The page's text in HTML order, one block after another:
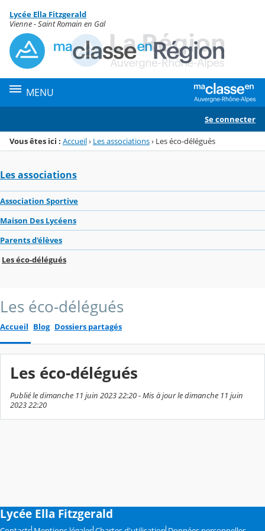
Menu de la rubrique
Contenu
Lycée Ella Fitzgerald
Vienne - Saint Romain en Gal
MENU
Se connecter
Vous êtes ici : Accueil› Les associations› Les éco-délégués
Les associations
Association Sportive
Maison Des Lycéens
Parents d'élèves
Les éco-délégués
Les éco-délégués
Accueil Blog Dossiers partagés
Les éco-délégués
Publié le dimanche 11 juin 2023 22:20 - Mis à jour le dimanche 11 juin
2023 22:20
Lycée Ella Fitzgerald